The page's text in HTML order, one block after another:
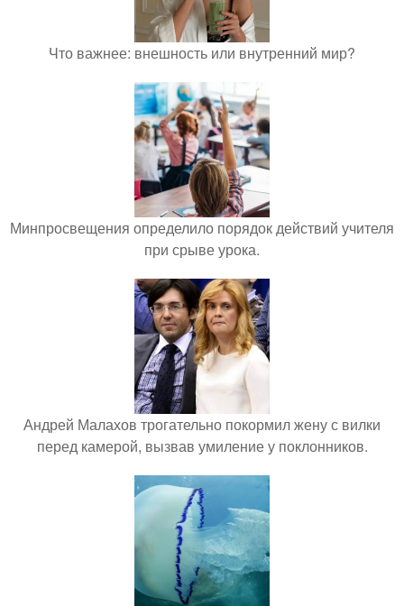
Что важнее: внешность или внутренний мир?
Минпросвещения определило порядок действий учителя
при срыве урока.
Андрей Малахов трогательно покормил жену с вилки
перед камерой, вызвав умиление у поклонников.